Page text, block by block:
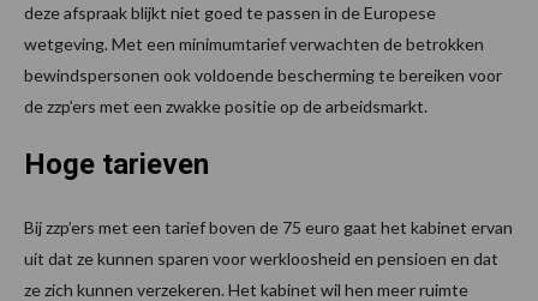
deze afspraak blijkt niet goed te passen in de Europese
wetgeving. Met een minimumtarief verwachten de betrokken
bewindspersonen ook voldoende bescherming te bereiken voor
de zzp’ers met een zwakke positie op de arbeidsmarkt.
Hoge tarieven
Bij zzp’ers met een tarief boven de 75 euro gaat het kabinet ervan
uit dat ze kunnen sparen voor werkloosheid en pensioen en dat
ze zich kunnen verzekeren. Het kabinet wil hen meer ruimte